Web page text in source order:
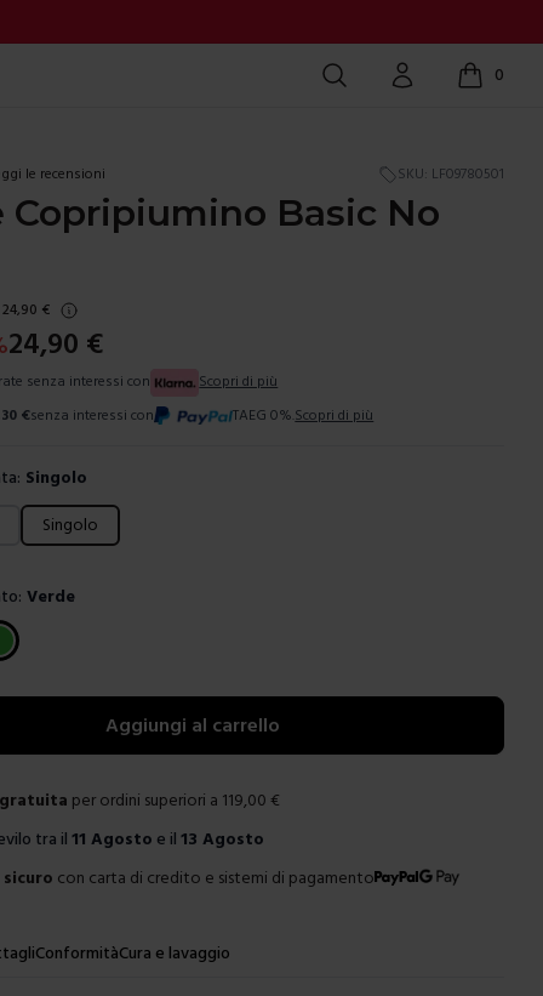
Cerca Account 0
items in
le recensioni SKU: LF09780501
Copripiumino Basic No
24,90 €
24,90 €
senza interessi con
Scopri di più
€senza interessi con TAEG 0%. Scopri di più
Singolo
Singolo
Verde
Aggiungi al carrello
per ordini superiori a 119,00 €
tra il11 Agosto e il 13 Agosto
con carta di credito e sistemi di pagamento
ConformitàCura e lavaggio